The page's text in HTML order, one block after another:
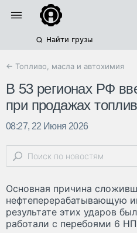
Найти грузы
← Топливо, масла и автохимия
В 53 регионах РФ
при продажах
08:27, 22 Июня 2026
Основная причина
нефтеперерабатывающую
результате этих ударов
работали с перебоями 6